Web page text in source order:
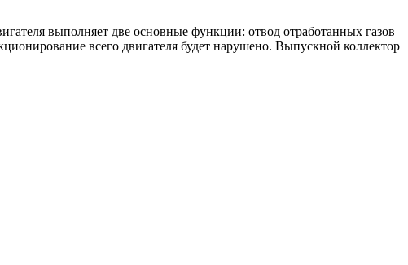
выполняет две основные функции: отвод отработанных газов
всего двигателя будет нарушено. Выпускной коллектор